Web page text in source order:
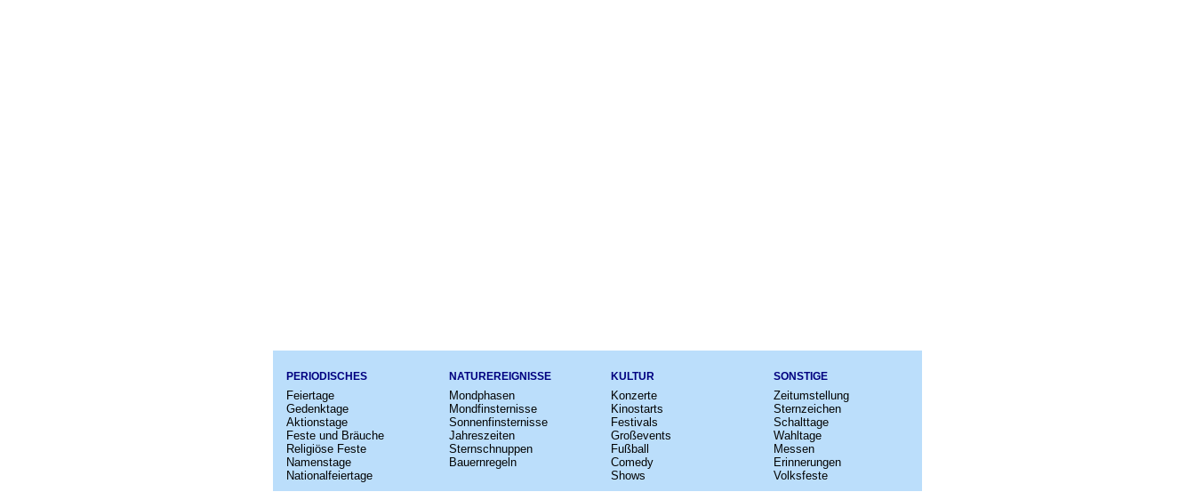
PERIODISCHES
Feiertage
Gedenktage
Aktionstage
Feste und Bräuche
Religiöse Feste
Namenstage
Nationalfeiertage
NATUREREIGNISSE
Mondphasen
Mondfinsternisse
Sonnenfinsternisse
Jahreszeiten
Sternschnuppen
Bauernregeln
KULTUR
Konzerte
Kinostarts
Festivals
Großevents
Fußball
Comedy
Shows
SONSTIGE
Zeitumstellung
Sternzeichen
Schalttage
Wahltage
Messen
Erinnerungen
Volksfeste